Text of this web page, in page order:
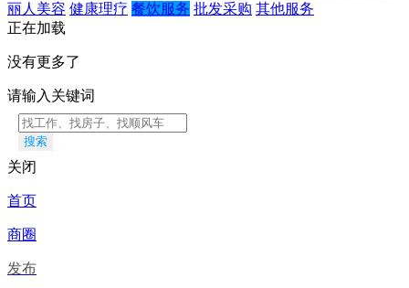
丽人美容 健康理疗 餐饮服务 批发采购 其他服务
正在加载
没有更多了
请输入关键词
搜索
关闭
首页
商圈
发布